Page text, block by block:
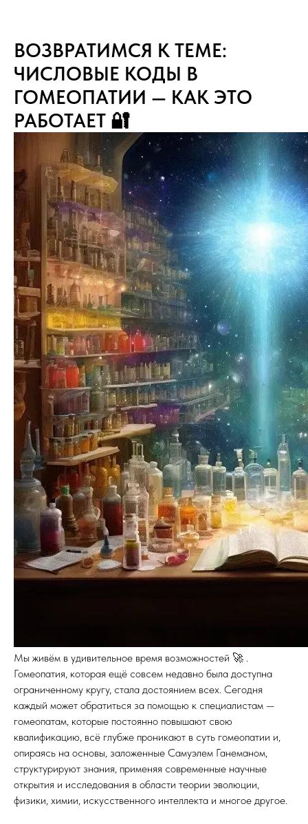
ВОЗВРАТИМСЯ К ТЕМЕ:
ЧИСЛОВЫЕ КОДЫ В
ГОМЕОПАТИИ — КАК ЭТО
РАБОТАЕТ 🔐
Мы живём в удивительное время возможностей 🚀 .
Гомеопатия, которая ещё совсем недавно была доступна
ограниченному кругу, стала достоянием всех. Сегодня
каждый может обратиться за помощью к специалистам —
гомеопатам, которые постоянно повышают свою
квалификацию, всё глубже проникают в суть гомеопатии и,
опираясь на основы, заложенные Самуэлем Ганеманом,
структурируют знания, применяя современные научные
открытия и исследования в области теории эволюции,
физики, химии, искусственного интеллекта и многое другое.